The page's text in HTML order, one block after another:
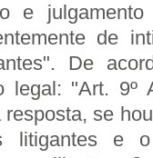
e
de
De
legal: "Art.
resposta, se
litigantes e o